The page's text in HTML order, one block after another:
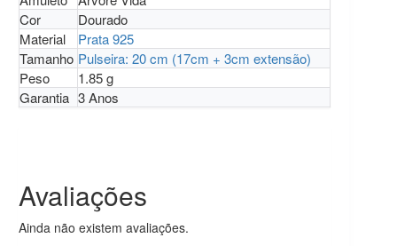
Cor
Dourado
Material
Prata 925
Tamanho Pulseira: 20 cm (17cm + 3cm extensão)
Peso
1.85 g
Garantia 3 Anos
Avaliações
Ainda não existem avaliações.